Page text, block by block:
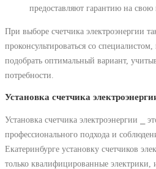
предоставляют гарантию на
При выборе счетчика электроэнергии
проконсультироваться со
подобрать оптимальный вариант,
потребности.
Установка счетчика
Установка счетчика электроэнергии ⎯
профессионального подхода и
Екатеринбурге установку счетчиков
только квалифицированные